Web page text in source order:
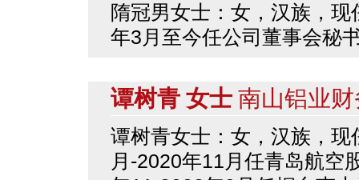
隋冠男女士：女，汉族，
年3月至今任公司董事会秘
谭树青 女士 南山铝业
谭树青女士：女，汉族，
月-2020年11月任青岛航空